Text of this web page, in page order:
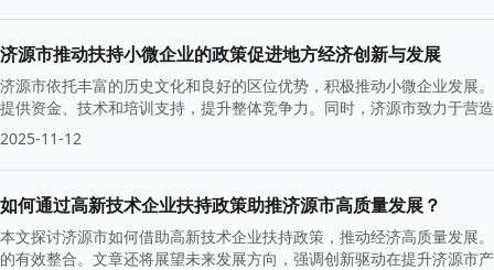
济源市推动扶持小微企业的政策促进地方经济创新与发展
济源市依托丰富的历史文化和良好的区位优势，积极推动小微企业发展
提供资金、技术和培训支持，提升整体竞争力。同时，济源市致力于营
2025-11-12
如何通过高新技术企业扶持政策助推济源市高质量发展？
本文探讨济源市如何借助高新技术企业扶持政策，推动经济高质量发展
的有效整合。文章还将展望未来发展方向，强调创新驱动在提升济源市